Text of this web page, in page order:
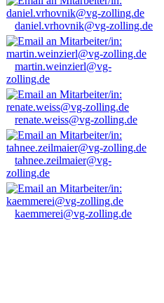
daniel.vrhovnik@vg-zolling.de
martin.weinzierl@vg-
zolling.de
renate.weiss@vg-zolling.de
tahnee.zeilmaier@vg-
zolling.de
kaemmerei@vg-zolling.de